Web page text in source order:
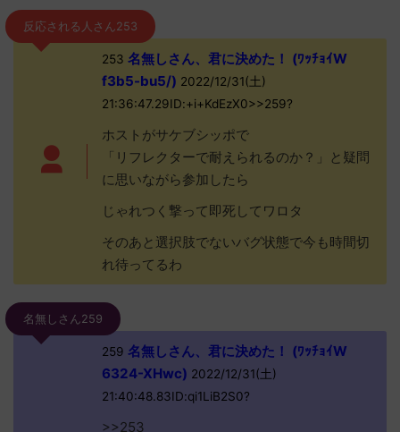
反応される人さん253
253 名無しさん、君に決めた！ (ﾜｯﾁｮｲW
f3b5-bu5/) 2022/12/31(土)
21:36:47.29ID:+i+KdEzX0>>259?
ホストがサケブシッポで
「リフレクターで耐えられるのか？」と疑問
に思いながら参加したら
じゃれつく撃って即死してワロタ
そのあと選択肢でないバグ状態で今も時間切
れ待ってるわ
名無しさん259
259 名無しさん、君に決めた！ (ﾜｯﾁｮｲW
6324-XHwc) 2022/12/31(土)
21:40:48.83ID:qi1LiB2S0?
>>253